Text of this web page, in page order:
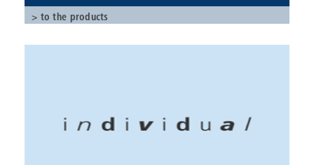
> to the products